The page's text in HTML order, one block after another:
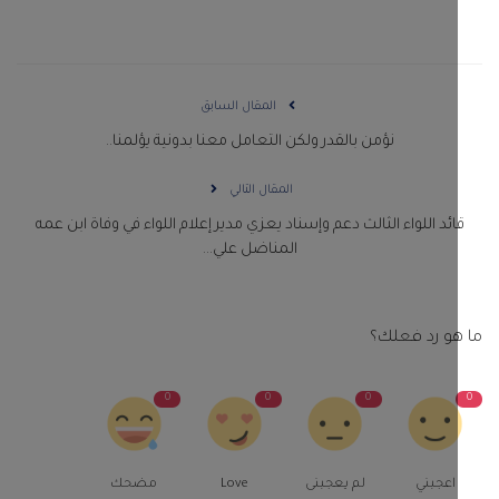
المقال السابق
نؤمن بالقدر ولكن التعامل معنا بدونية يؤلمنا..
المقال التالي
اللواء الثالث دعم وإسناد يعزي مدير إعلام اللواء في وفاة ابن عمه
المناضل علي...
رد فعلك؟
لم يعجبنى مضحك